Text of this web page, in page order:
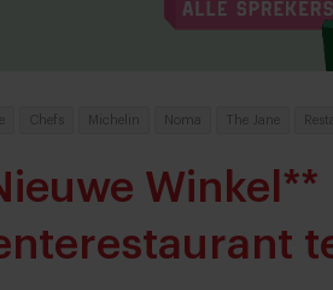
Chefs Michelin Noma The Jane
Winkel**